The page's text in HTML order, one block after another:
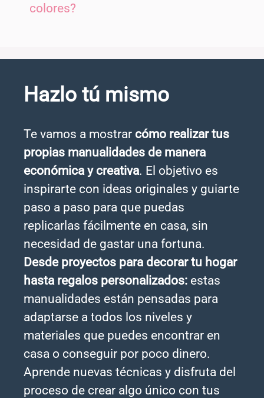
colores?
Hazlo tú mismo
Te vamos a mostrar cómo realizar tus
propias manualidades de manera
económica y creativa. El objetivo es
inspirarte con ideas originales y guiarte
paso a paso para que puedas
replicarlas fácilmente en casa, sin
necesidad de gastar una fortuna.
Desde proyectos para decorar tu hogar
hasta regalos personalizados: estas
manualidades están pensadas para
adaptarse a todos los niveles y
materiales que puedes encontrar en
casa o conseguir por poco dinero.
Aprende nuevas técnicas y disfruta del
proceso de crear algo único con tus